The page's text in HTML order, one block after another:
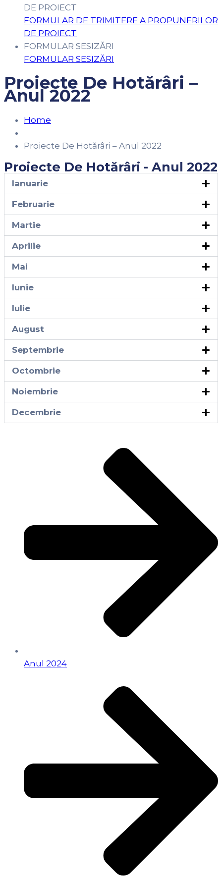
DE PROIECT
FORMULAR DE TRIMITERE A PROPUNERILOR
DE PROIECT
FORMULAR SESIZĂRI
FORMULAR SESIZĂRI
Proiecte De Hotărâri –
Anul 2022
Home
Proiecte De Hotărâri – Anul 2022
Proiecte De Hotărâri - Anul 2022
Ianuarie
Februarie
Martie
Aprilie
Mai
Iunie
Iulie
August
Septembrie
Octombrie
Noiembrie
Decembrie
Anul 2024